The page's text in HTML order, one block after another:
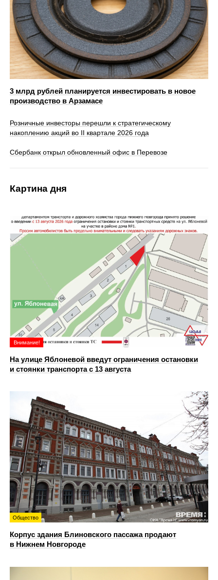
3 млрд рублей планируется инвестировать в новое
производство в Арзамасе
Розничные инвесторы перешли к стратегическому
накоплению акций во II квартале 2026 года
Сбербанк открыл обновленный офис в Перевозе
Картина дня
Внимание!
На улице Яблоневой введут ограничения остановки
и стоянки транспорта с 13 августа
Общество
Корпус здания Блиновского пассажа продают
в Нижнем Новгороде